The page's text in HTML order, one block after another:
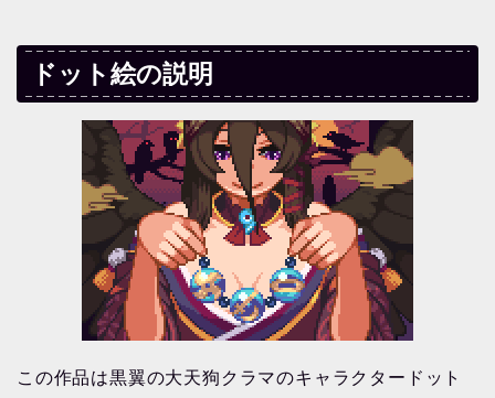
ドット絵の説明
この作品は黒翼の大天狗クラマのキャラクタードット